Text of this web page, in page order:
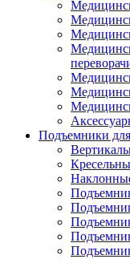
Подъемники